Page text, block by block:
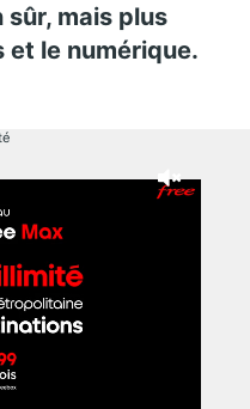
mais plus
et le numérique.